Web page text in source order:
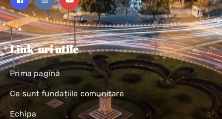
Link-uri utile
Prima pagină
Ce sunt fundațiile comunitare
Echipa